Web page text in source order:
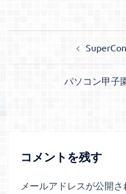
ョ
パソコン甲子
コメントを残す
メールアドレスが公開さ